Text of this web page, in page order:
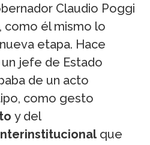
Claudio Poggi
como él mismo lo
etapa. Hace
jefe de Estado
de un acto
como gesto
y del
que